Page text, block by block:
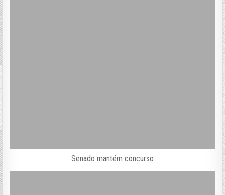
Senado mantém concurso